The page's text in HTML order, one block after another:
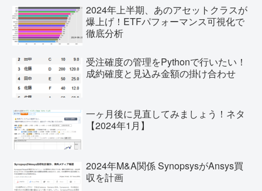
2024年上半期、あのアセットクラスが
爆上げ！ETFパフォーマンス可視化で
徹底分析
受注確度の管理をPythonで行いたい！
成約確度と見込み金額の掛け合わせ
一ヶ月後に見直してみましょう！ネタ
【2024年1月】
2024年M&A関係 SynopsysがAnsys買
収を計画